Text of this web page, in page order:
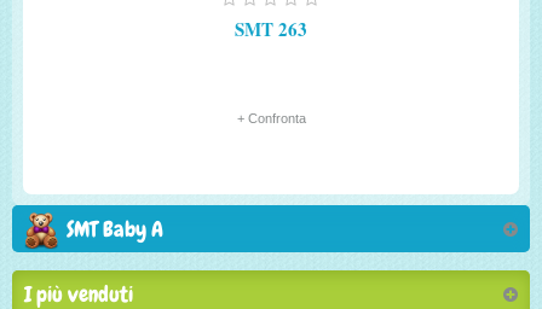
SMT 263
+ Confronta
SMT Baby A
I più venduti